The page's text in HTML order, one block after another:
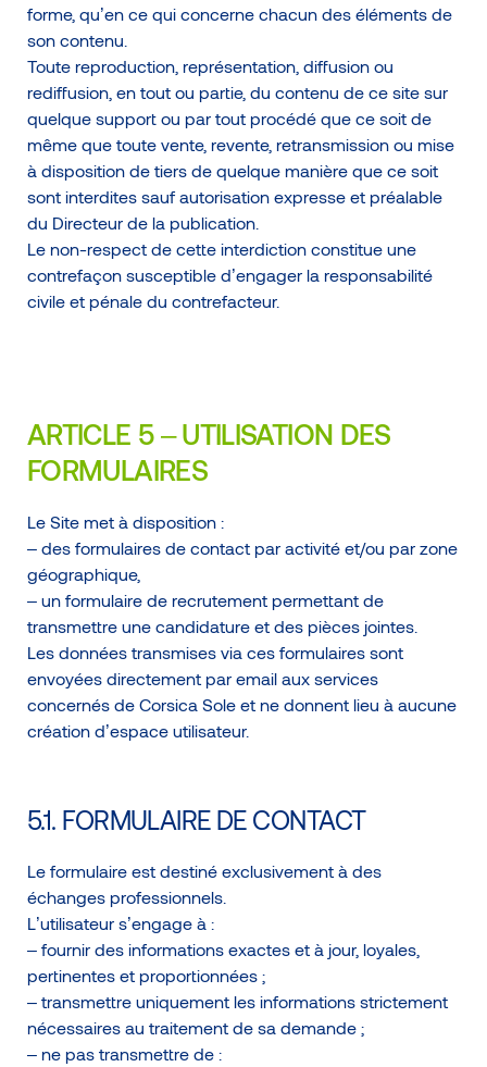
forme, qu’en ce qui concerne chacun des éléments de
son contenu.
Toute reproduction, représentation, diffusion ou
rediffusion, en tout ou partie, du contenu de ce site sur
quelque support ou par tout procédé que ce soit de
même que toute vente, revente, retransmission ou mise
à disposition de tiers de quelque manière que ce soit
sont interdites sauf autorisation expresse et préalable
du Directeur de la publication.
Le non-respect de cette interdiction constitue une
contrefaçon susceptible d’engager la responsabilité
civile et pénale du contrefacteur.
ARTICLE 5 – UTILISATION DES
FORMULAIRES
Le Site met à disposition :
– des formulaires de contact par activité et/ou par zone
géographique,
– un formulaire de recrutement permettant de
transmettre une candidature et des pièces jointes.
Les données transmises via ces formulaires sont
envoyées directement par email aux services
concernés de Corsica Sole et ne donnent lieu à aucune
création d’espace utilisateur.
5.1. FORMULAIRE DE CONTACT
Le formulaire est destiné exclusivement à des
échanges professionnels.
L’utilisateur s’engage à :
– fournir des informations exactes et à jour, loyales,
pertinentes et proportionnées ;
– transmettre uniquement les informations strictement
nécessaires au traitement de sa demande ;
– ne pas transmettre de :